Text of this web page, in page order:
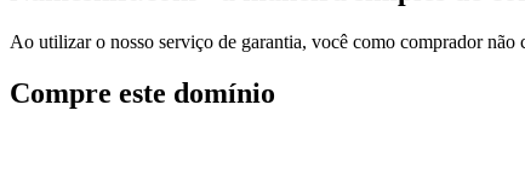
Ao utilizar o nosso serviço de garantia, você como comprador
Compre este domínio